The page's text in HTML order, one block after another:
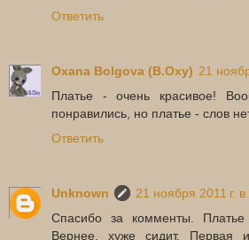
Ответить
Oxana Bolgova (B.Oxy) 21
Платье - очень красивое!
понравились, но платье - слов
Ответить
Unknown
21 ноября 2011 г.
Спасибо за комменты.
Вернее, хуже сидит. Первая